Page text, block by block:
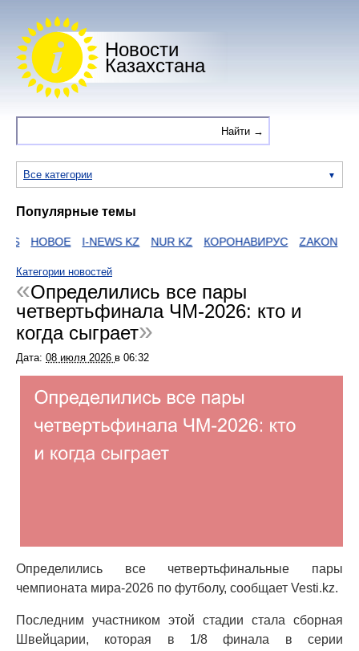
Новости
Казахстана
Все категории
Популярные темы
НОВОЕ I-NEWS KZ NUR KZ КОРОНАВИРУС ZAKON
Категории новостей
Определились все пары
четвертьфинала ЧМ-2026: кто и
когда сыграет
Дата: 08 июля 2026 в 06:32
Определились все четвертьфинальные пары
чемпионата мира-2026 по футболу, сообщает Vesti.kz.
Последним участником этой стадии стала сборная
Швейцарии, которая в 1/8 финала в серии